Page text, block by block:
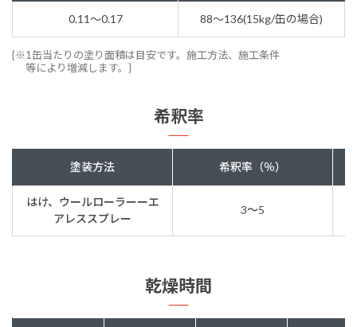
0.11～0.17 88～136(15kg/缶の場合)
{※1缶当たりの塗り面積は目安です。施工方法、施工条件
等により増減します。}
希釈率
塗装方法 希釈率（％）
はけ、ウールローラーーエ
アレススプレー
3〜5
乾燥時間